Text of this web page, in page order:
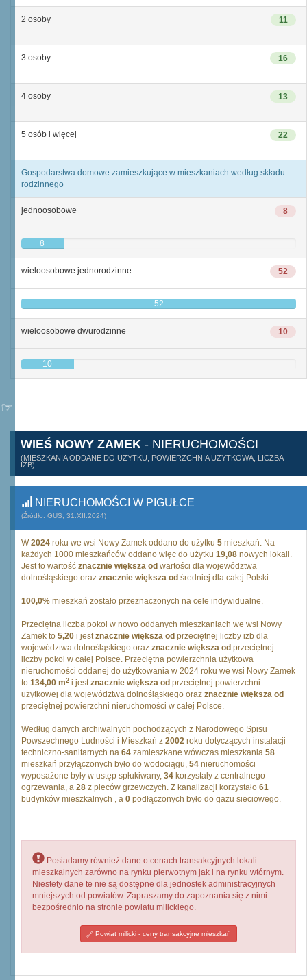
11
2 osoby
16
3 osoby
13
4 osoby
22
5 osób i więcej
Gospodarstwa domowe zamieszkujące w mieszkaniach według składu
rodzinnego
8
jednoosobowe
8
52
wieloosobowe jednorodzinne
52
10
wieloosobowe dwurodzinne
10
WIEŚ NOWY ZAMEK - NIERUCHOMOŚCI
(MIESZKANIA ODDANE DO UŻYTKU, POWIERZCHNIA UŻYTKOWA, LICZBA
IZB)
NIERUCHOMOŚCI W PIGUŁCE
(Źródło: GUS, 31.XII.2024)
W2024 roku we wsi Nowy Zamek oddano do użytku 5 mieszkań. Na
każdych 1000 mieszkańców oddano więc do użytku 19,08 nowych lokali.
Jest to wartość znacznie większa od wartości dla województwa
dolnośląskiego oraz znacznie większa od średniej dla całej Polski.
100,0% mieszkań zostało przeznaczonych na cele indywidualne.
Przeciętna liczba pokoi w nowo oddanych mieszkaniach we wsi Nowy
Zamek to 5,20 i jestznacznie większa od przeciętnej liczby izb dla
województwa dolnośląskiego oraz znacznie większa od przeciętnej
liczby pokoi w całej Polsce. Przeciętna powierzchnia użytkowa
nieruchomości oddanej do użytkowania w 2024 roku we wsi Nowy Zamek
to 134,00 m2 i jestznacznie większa od przeciętnej powierzchni
użytkowej dla województwa dolnośląskiego oraz znacznie większa od
przeciętnej powierzchni nieruchomości w całej Polsce.
Według danych archiwalnych pochodzących z Narodowego Spisu
Powszechnego Ludności i Mieszkań z 2002 roku dotyczących instalacji
techniczno-sanitarnych na 64 zamieszkane wówczas mieszkania 58
mieszkań przyłączonych było do wodociągu, 54 nieruchomości
wyposażone były w ustęp spłukiwany, 34 korzystały z centralnego
ogrzewania, a 28 z pieców grzewczych. Z kanalizacji korzystało 61
budynków mieszkalnych , a 0 podłączonych było do gazu sieciowego.
Posiadamy również dane o cenach transakcyjnych lokali
mieszkalnych zarówno na rynku pierwotnym jak i na rynku wtórnym.
Niestety dane te nie są dostępne dla jednostek administracyjnych
mniejszych od powiatów. Zapraszamy do zapoznania się z nimi
bezpośrednio na stronie powiatu milickiego.
Powiat milicki - ceny transakcyjne mieszkań